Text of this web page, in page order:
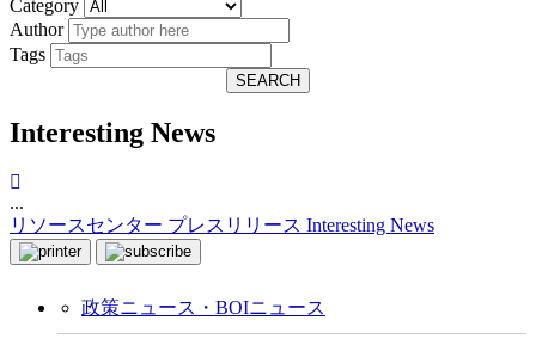
Category
Author
Tags
SEARCH
Interesting News
...
リソースセンター プレスリリース Interesting News
政策ニュース・BOIニュース